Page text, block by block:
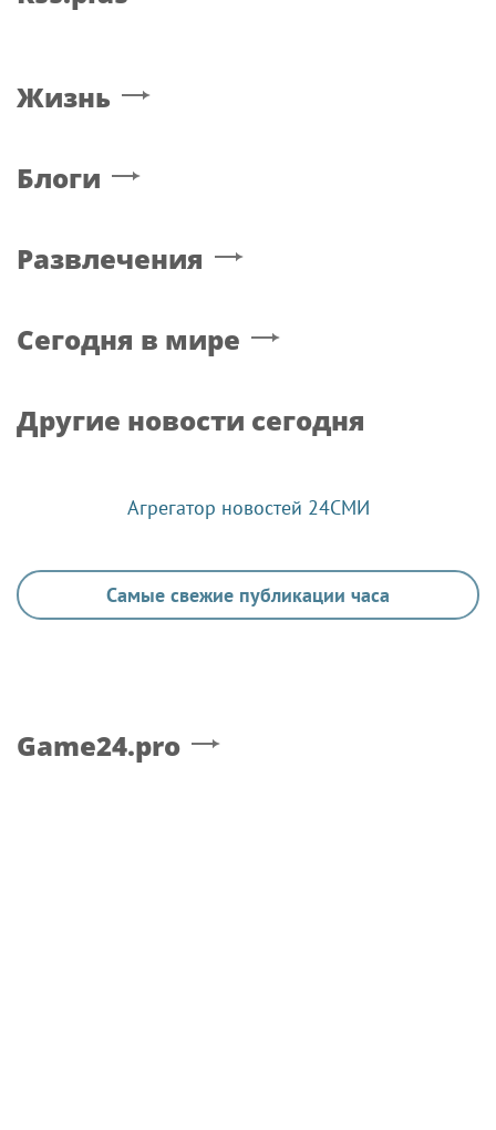
Жизнь
Блоги
Развлечения
Сегодня в мире
Другие новости сегодня
Агрегатор новостей 24СМИ
Самые свежие публикации часа
Game24.pro